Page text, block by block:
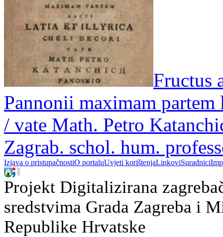
Fructus
Pannonii maximam
/ vate Math. Petro
Zagrab. schol. hum.
Izjava o pristupačnostiO portaluUvjeti korištenjaLinkoviSuradnici
Projekt Digitalizirana
sredstvima Grada Zagreba i
Republike Hrvatske